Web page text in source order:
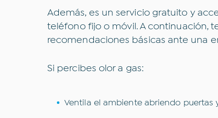
Además, es un servicio gratuito y
teléfono fijo o móvil. A continuación,
recomendaciones básicas ante una
Si percibes olor a gas:
Ventila el ambiente abriendo puertas